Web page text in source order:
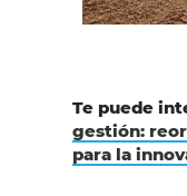
Te puede
gestión:
para la